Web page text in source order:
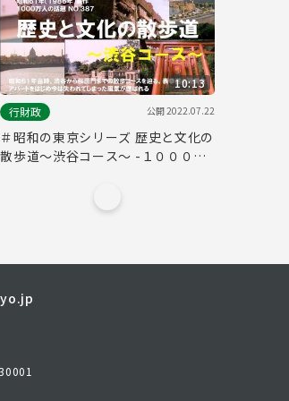
10:13
行財政
公開2022.07.22
＃昭和の東京シリーズ 歴史と文化の
散歩道～渋谷コース～ -１０００万